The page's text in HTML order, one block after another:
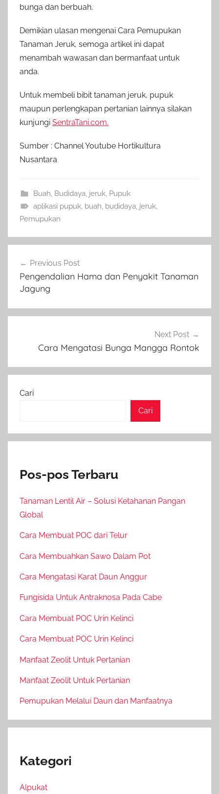
bunga dan berbuah.
Demikian ulasan mengenai Cara Pemupukan
Tanaman Jeruk, semoga artikel ini dapat
menambah wawasan dan bermanfaat untuk
anda.
Untuk membeli bibit tanaman jeruk, pupuk
maupun perlengkapan pertanian lainnya silakan
kunjungi SentraTani.com.
Sumber : Channel Youtube Hortikultura
Nusantara
Buah, Budidaya, jeruk, Pupuk
aplikasi pupuk, buah, budidaya, jeruk,
Pemupukan
pos
Previous Post
Pengendalian Hama dan Penyakit Tanaman
Jagung
Next Post
Cara Mengatasi Bunga Mangga Rontok
Cari
Cari
Pos-pos Terbaru
Tanaman Lentil Air – Solusi Ketahanan Pangan
Global
Cara Membuat POC dari Telur
Cara Membuahkan Sawo Dalam Pot
Cara Mengatasi Karat Daun Anggur
Fungisida Untuk Antraknosa Pada Cabe
Cara Membuat POC Urin Kelinci
Cara Membuat POC Urin Kelinci
Manfaat Zeolit Untuk Pertanian
Manfaat Zeolit Untuk Pertanian
Pemupukan Melalui Daun dan Manfaatnya
Kategori
Alpukat